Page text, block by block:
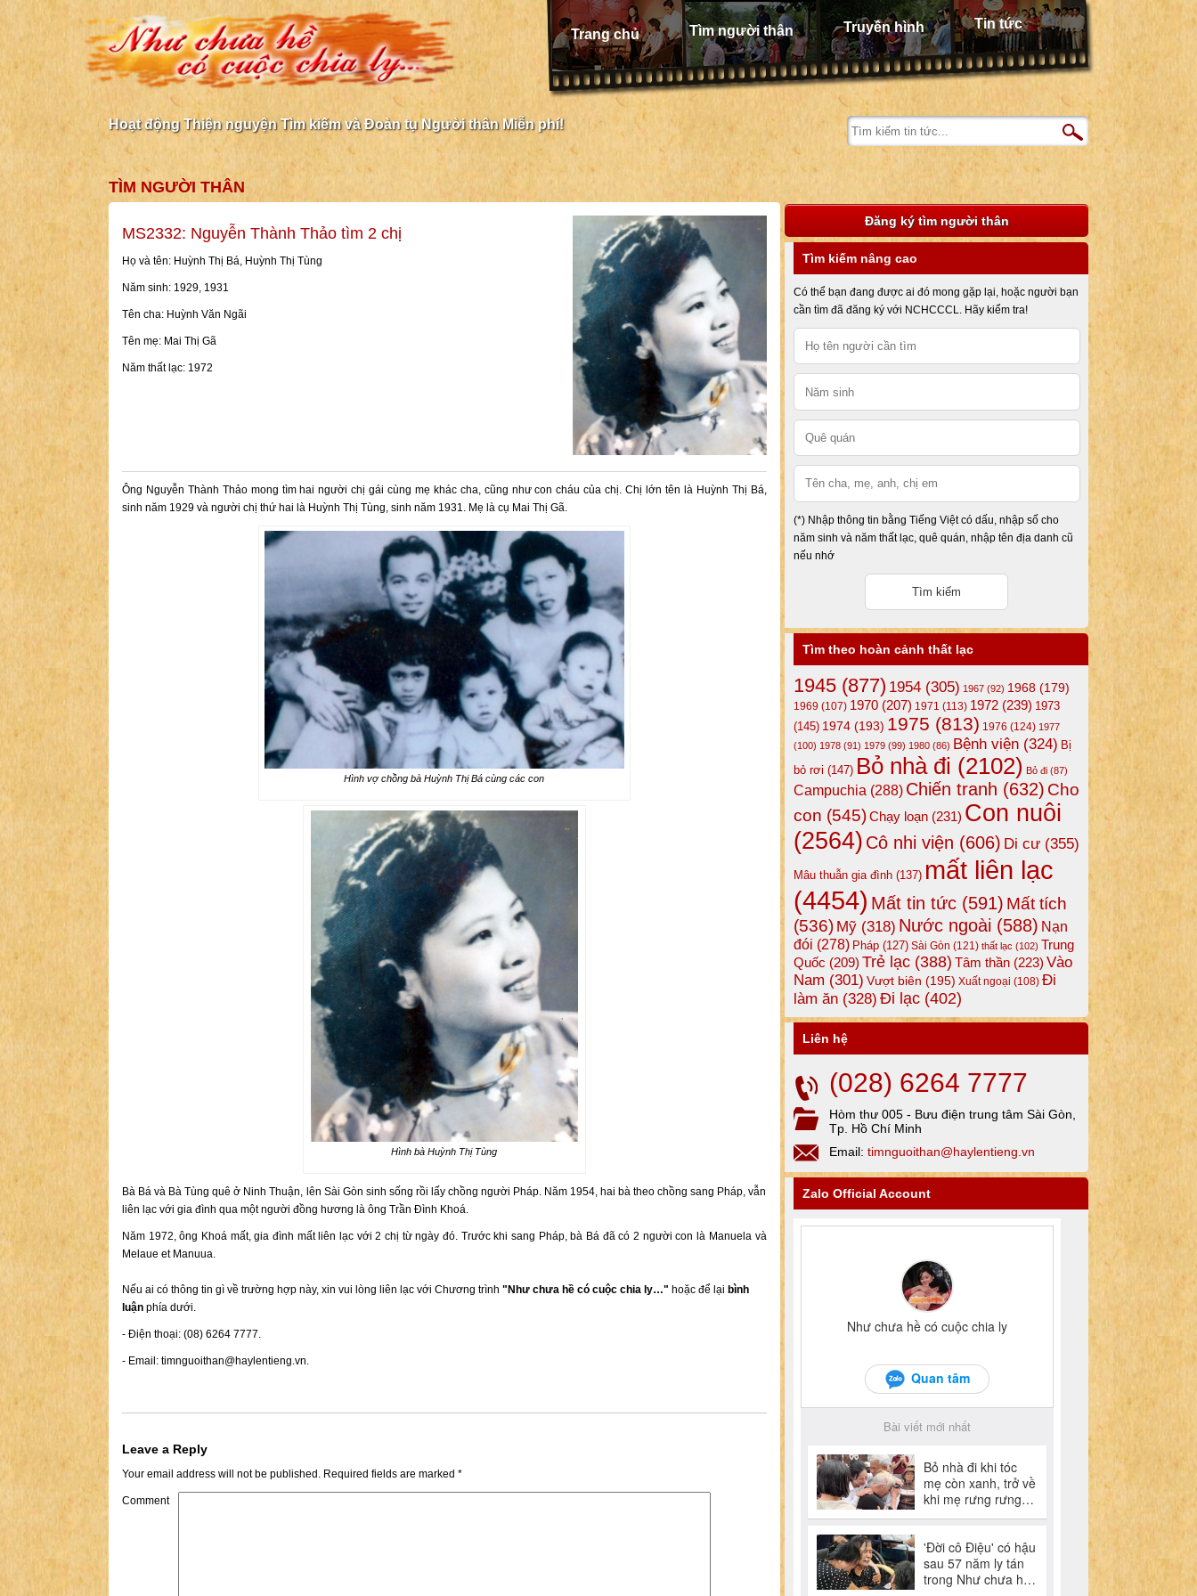
Trang chủ Tìm người thân Truyền hình Tin tức
Hoạt động Thiện nguyện Tìm kiếm và Đoàn tụ Người thân Miễn phí!
TÌM NGƯỜI THÂN
MS2332: Nguyễn Thành Thảo tìm 2 chị
Họ và tên: Huỳnh Thị Bá, Huỳnh Thị Tùng
Năm sinh: 1929, 1931
Tên cha: Huỳnh Văn Ngãi
Tên mẹ: Mai Thị Gã
Năm thất lạc: 1972
Ông Nguyễn Thành Thảo mong tìm hai người chị gái cùng mẹ khác cha, cũng như con cháu của chị. Chị lớn tên là Huỳnh Thị Bá,
sinh năm 1929 và người chị thứ hai là Huỳnh Thị Tùng, sinh năm 1931. Mẹ là cụ Mai Thị Gã.
Hình vợ chồng bà Huỳnh Thị Bá cùng các con
Hình bà Huỳnh Thị Tùng
Bà Bá và Bà Tùng quê ở Ninh Thuận, lên Sài Gòn sinh sống rồi lấy chồng người Pháp. Năm 1954, hai bà theo chồng sang Pháp, vẫn
liên lạc với gia đình qua một người đồng hương là ông Trần Đình Khoá.
Năm 1972, ông Khoá mất, gia đình mất liên lạc với 2 chị từ ngày đó. Trước khi sang Pháp, bà Bá đã có 2 người con là Manuela và
Melaue et Manuua.
Nếu ai có thông tin gì về trường hợp này, xin vui lòng liên lạc với Chương trình "Như chưa hề có cuộc chia ly…" hoặc để lại bình
luận phía dưới.
- Điện thoại: (08) 6264 7777.
- Email: timnguoithan@haylentieng.vn.
Leave a Reply
Your email address will not be published. Required fields are marked *
Comment
Đăng ký tìm người thân
Tìm kiếm nâng cao
Có thể bạn đang được ai đó mong gặp lại, hoặc người bạn
cần tìm đã đăng ký với NCHCCCL. Hãy kiểm tra!
(*) Nhập thông tin bằng Tiếng Việt có dấu, nhập số cho
năm sinh và năm thất lạc, quê quán, nhập tên địa danh cũ
nếu nhớ
Tìm theo hoàn cảnh thất lạc
1945 (877) 1954 (305) 1967 (92) 1968 (179)
1969 (107) 1970 (207) 1971 (113) 1972 (239) 1973
(145) 1974 (193) 1975 (813) 1976 (124) 1977
(100) 1978 (91) 1979 (99) 1980 (86) Bệnh viện (324) Bị
bỏ rơi (147) Bỏ nhà đi (2102) Bỏ đi (87)
Campuchia (288) Chiến tranh (632) Cho
con (545)Chạy loạn (231) Con nuôi
(2564) Cô nhi viện (606) Di cư (355)
Mâu thuẫn gia đình (137) mất liên lạc
(4454) Mất tin tức (591) Mất tích
(536) Mỹ (318) Nước ngoài (588) Nạn
đói (278) Pháp (127) Sài Gòn (121) thất lạc (102) Trung
Quốc (209) Trẻ lạc (388) Tâm thần (223) Vào
Nam (301) Vượt biên (195) Xuất ngoại (108) Đi
làm ăn (328) Đi lạc (402)
Liên hệ
(028) 6264 7777
Hòm thư 005 - Bưu điện trung tâm Sài Gòn,
Tp. Hồ Chí Minh
Email: timnguoithan@haylentieng.vn
Zalo Official Account